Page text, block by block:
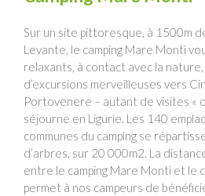
Sur un site pittoresque, à 1500m
Levante, le camping Mare Monti
relaxants, à contact avec la
d’excursions merveilleuses vers
Portovenere – autant de visites «
séjourne en Ligurie. Les 140
communes du camping se
d’arbres, sur 20 000m2. La
entre le camping Mare Monti et le
permet à nos campeurs de